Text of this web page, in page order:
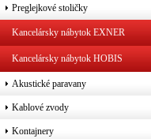
Preglejkové stoličky
Kancelársky nábytok EXNER
Kancelársky nábytok HOBIS
Akustické paravany
Kablové zvody
Kontajnery